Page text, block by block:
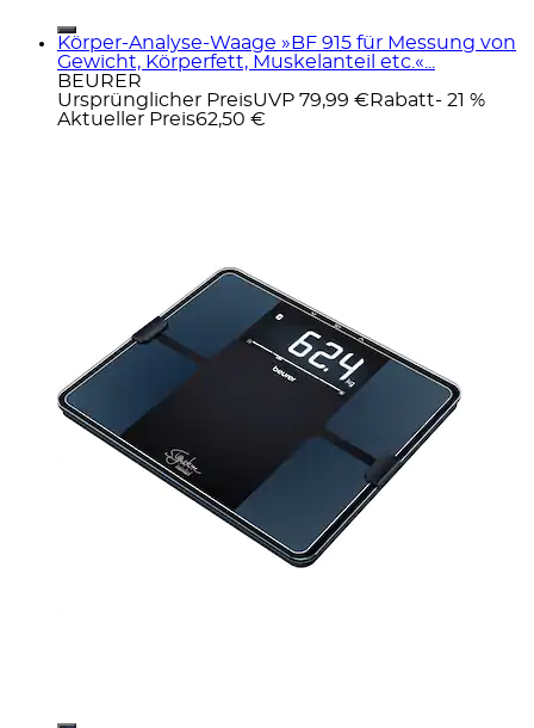
Körper-Analyse-Waage »BF 915 für Messung von
Gewicht, Körperfett, Muskelanteil etc.«...
BEURER
Ursprünglicher PreisUVP 79,99 € Rabatt- 21 %
Aktueller Preis62,50 €